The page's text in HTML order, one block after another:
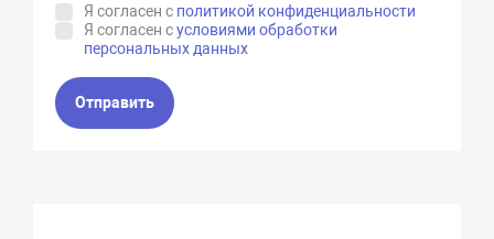
Я согласен с политикой конфиденциальности
Я согласен сусловиями обработки
персональных данных
Отправить